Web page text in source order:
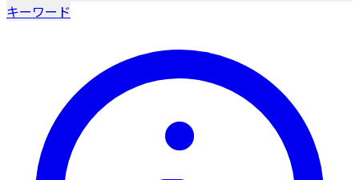
キーワード